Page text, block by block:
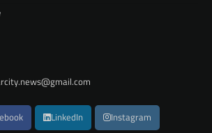
LinkedIn Instagram